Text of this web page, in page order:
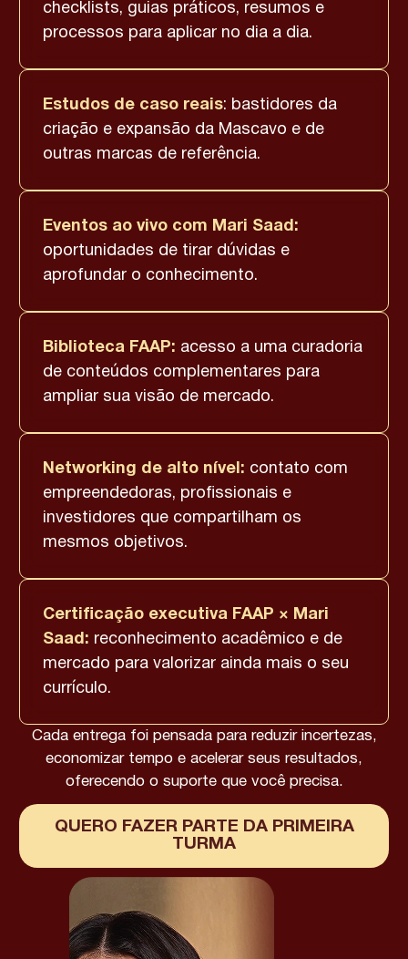
checklists, guias práticos, resumos e
processos para aplicar no dia a dia.
Estudos de caso reais: bastidores da
criação e expansão da Mascavo e de
outras marcas de referência.
Eventos ao vivo com Mari Saad:
oportunidades de tirar dúvidas e
aprofundar o conhecimento.
Biblioteca FAAP: acesso a uma curadoria
de conteúdos complementares para
ampliar sua visão de mercado.
Networking de alto nível: contato com
empreendedoras, profissionais e
investidores que compartilham os
mesmos objetivos.
Certificação executiva FAAP × Mari
Saad: reconhecimento acadêmico e de
mercado para valorizar ainda mais o seu
currículo.
Cada entrega foi pensada para reduzir incertezas,
economizar tempo e acelerar seus resultados,
oferecendo o suporte que você precisa.
QUERO FAZER PARTE DA PRIMEIRA
TURMA